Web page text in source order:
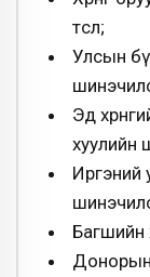
төсөл;
Улсын
Эд
хуулийн
Иргэний
Багшийн
Донорын